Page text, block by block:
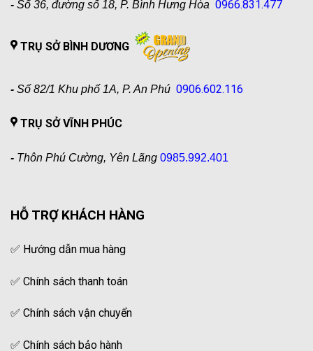
- Số 36, đường số 18, P. Bình Hưng Hòa 0966.831.477
TRỤ SỞ BÌNH DƯƠNG
- Số 82/1 Khu phố 1A, P. An Phú 0906.602.116
TRỤ SỞ VĨNH PHÚC
- Thôn Phú Cường, Yên Lãng 0985.992.401
HỖ TRỢ KHÁCH HÀNG
✅ Hướng dẫn mua hàng
✅ Chính sách thanh toán
✅ Chính sách vận chuyển
✅ Chính sách bảo hành